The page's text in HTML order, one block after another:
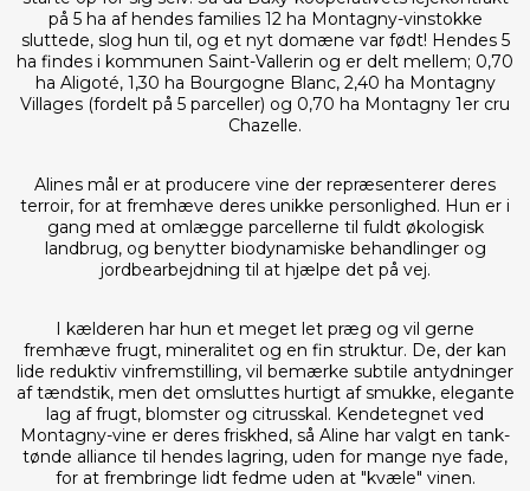
på 5 ha af hendes families 12 ha Montagny-vinstokke
sluttede, slog hun til, og et nyt domæne var født! Hendes 5
ha findes i kommunen Saint-Vallerin og er delt mellem; 0,70
ha Aligoté, 1,30 ha Bourgogne Blanc, 2,40 ha Montagny
Villages (fordelt på 5 parceller) og 0,70 ha Montagny 1er cru
Chazelle.
Alines mål er at producere vine der repræsenterer deres
terroir, for at fremhæve deres unikke personlighed. Hun er i
gang med at omlægge parcellerne til fuldt økologisk
landbrug, og benytter biodynamiske behandlinger og
jordbearbejdning til at hjælpe det på vej.
I kælderen har hun et meget let præg og vil gerne
fremhæve frugt, mineralitet og en fin struktur. De, der kan
lide reduktiv vinfremstilling, vil bemærke subtile antydninger
af tændstik, men det omsluttes hurtigt af smukke, elegante
lag af frugt, blomster og citrusskal. Kendetegnet ved
Montagny-vine er deres friskhed, så Aline har valgt en tank-
tønde alliance til hendes lagring, uden for mange nye fade,
for at frembringe lidt fedme uden at "kvæle" vinen.